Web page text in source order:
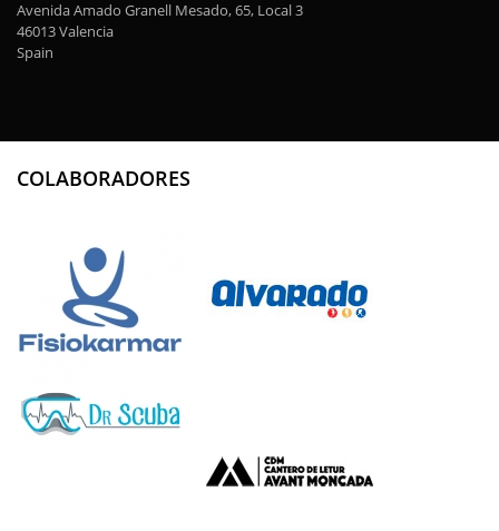
Avenida Amado Granell Mesado, 65, Local 3
46013 Valencia
Spain
COLABORADORES